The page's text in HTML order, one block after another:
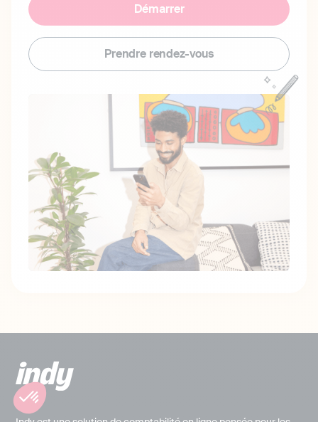
Démarrer
Prendre rendez-vous